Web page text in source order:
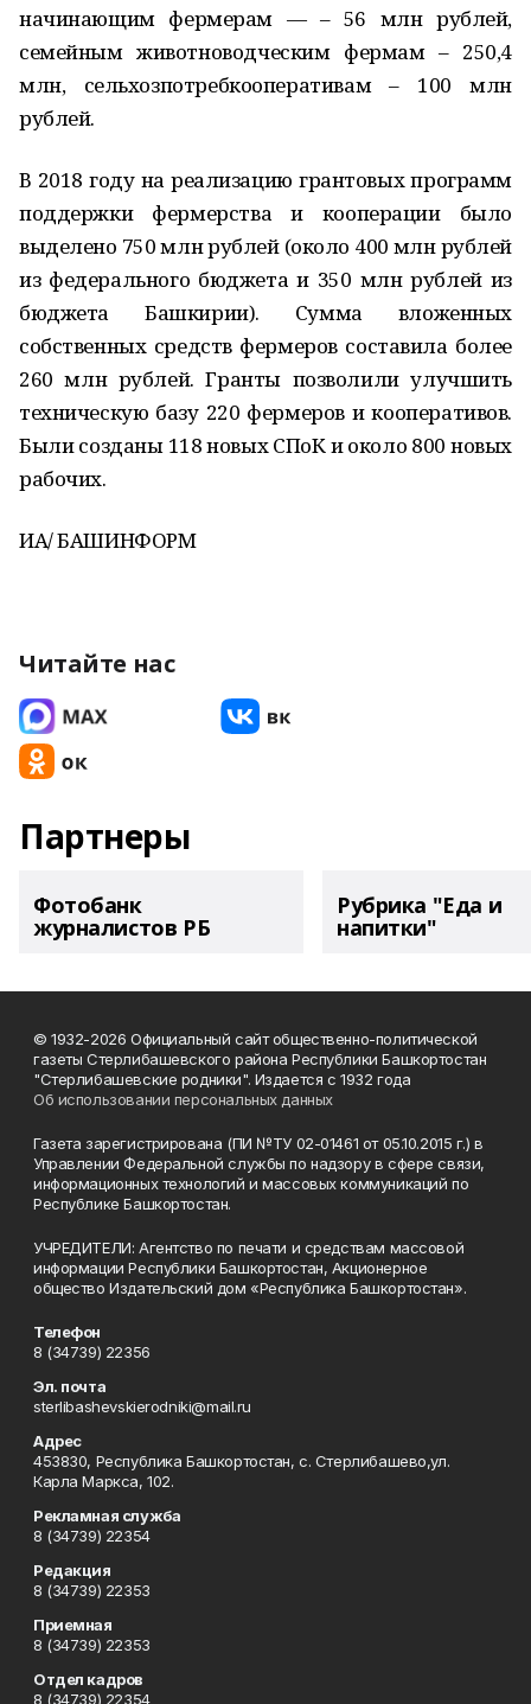
начинающим фермерам — – 56 млн рублей,
семейным животноводческим фермам – 250,4
млн, сельхозпотребкооперативам – 100 млн
рублей.
В 2018 году на реализацию грантовых программ
поддержки фермерства и кооперации было
выделено 750 млн рублей (около 400 млн рублей
из федерального бюджета и 350 млн рублей из
бюджета Башкирии). Сумма вложенных
собственных средств фермеров составила более
260 млн рублей. Гранты позволили улучшить
техническую базу 220 фермеров и кооперативов.
Были созданы 118 новых СПоК и около 800 новых
рабочих.
ИА/ БАШИНФОРМ
Читайте нас
Партнеры
Фотобанк
журналистов РБ
Рубрика "Еда и
напитки"
© 1932-2026 Официальный сайт общественно-политической
газеты Стерлибашевского района Республики Башкортостан
"Стерлибашевские родники". Издается с 1932 года
Об использовании персональных данных
Газета зарегистрирована (ПИ №ТУ 02-01461 от 05.10.2015 г.) в
Управлении Федеральной службы по надзору в сфере связи,
информационных технологий и массовых коммуникаций по
Республике Башкортостан.
УЧРЕДИТЕЛИ: Агентство по печати и средствам массовой
информации Республики Башкортостан, Акционерное
общество Издательский дом «Республика Башкортостан».
Телефон
8 (34739) 22356
Эл. почта
sterlibashevskierodniki@mail.ru
Адрес
453830, Республика Башкортостан, c. Стерлибашево,ул.
Карла Маркса, 102.
Рекламная служба
8 (34739) 22354
Редакция
8 (34739) 22353
Приемная
8 (34739) 22353
Отдел кадров
8 (34739) 22354